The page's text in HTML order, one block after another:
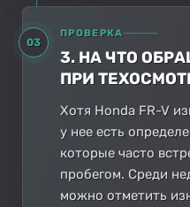
03
ПРОВЕРКА
3. НА ЧТО
ПРИ
Хотя Honda FR-V
у нее есть
которые часто
пробегом. Среди
можно отметить